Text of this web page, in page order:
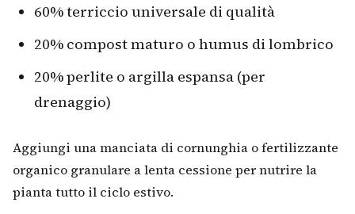
60% terriccio universale di qualità
20% compost maturo o humus di lombrico
20% perlite o argilla espansa (per
drenaggio)
Aggiungi una manciata di cornunghia o fertilizzante
organico granulare a lenta cessione per nutrire la
pianta tutto il ciclo estivo.